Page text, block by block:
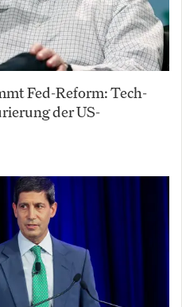
Fed-Reform: Tech-
der US-